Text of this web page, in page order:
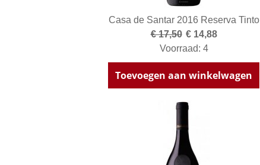
Casa de Santar 2016 Reserva Tinto
€ 17,50 € 14,88
Voorraad: 4
Toevoegen aan winkelwagen